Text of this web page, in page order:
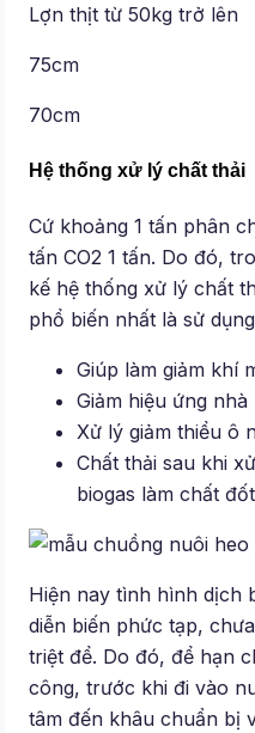
Lợn thịt từ 50kg trở lên
75cm
70cm
Hệ thống xử lý chất thải
Cứ khoảng 1 tấn phân
tấn CO2 1 tấn. Do đó,
kế hệ thống xử lý chất
phổ biến nhất là sử
Giúp làm giảm khí
Giảm hiệu ứng nhà
Xử lý giảm thiểu ô
Chất thải sau khi
biogas làm chất đốt
Hiện nay tình hình dịch
diễn biến phức tạp,
triệt để. Do đó, để hạn
công, trước khi đi vào
tâm đến khâu chuẩn bị